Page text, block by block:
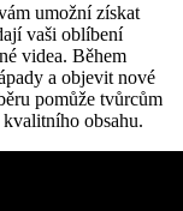
umožní získat
vaši oblíbení
videa. Během
a objevit nové
pomůže tvůrcům
obsahu.